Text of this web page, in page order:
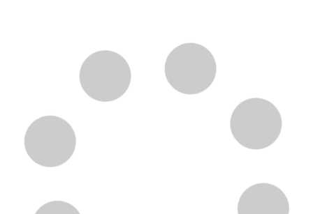
LES MEILLEURS
SÉCURITÉ PAR TOUS LES